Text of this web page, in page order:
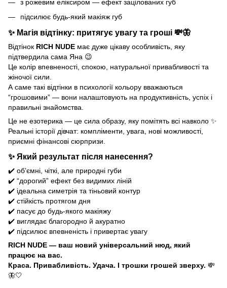
з рожевим еліксиром — ефект зацілованих губ
підсилює будь-який макіяж губ
✨ Магія відтінку: притягує увагу та гроші 💸🦋
Відтінок RICH NUDE має дуже цікаву особливість, яку
підтвердила сама Яна 😉
Це колір впевненості, спокою, натуральної привабливості та
жіночої сили.
А саме такі відтінки в психології кольору вважаються
“грошовими” — вони налаштовують на продуктивність, успіх і
правильні знайомства.
Це не езотерика — це сила образу, яку помітять всі навколо ✨
Реальні історії дівчат: компліменти, увага, нові можливості,
приємні фінансові сюрпризи.
✨ Який результат після нанесення?
✔️ обʼємні, чіткі, але природні губи
✔️ “дорогий” ефект без видимих ліній
✔️ ідеальна симетрія та тіньовий контур
✔️ стійкість протягом дня
✔️ пасує до будь-якого макіяжу
✔️ виглядає благородно й акуратно
✔️ підсилює впевненість і привертає увагу
RICH NUDE — ваш новий універсальний нюд, який
працює на вас.
Краса. Привабливість. Удача. І трошки грошей зверху. 💸
🦋🤍